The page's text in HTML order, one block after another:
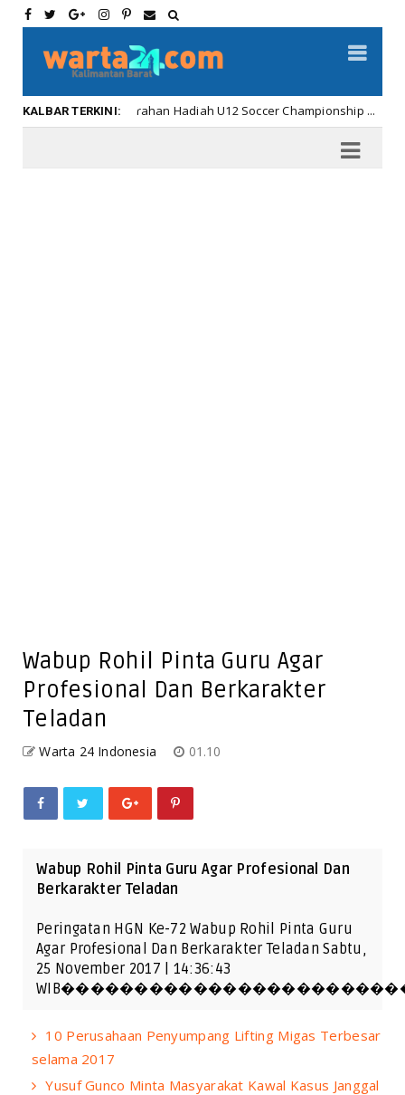
KALBAR TERKINI:
Hadiah U12 Soccer Championship ... Kalbar Di Amerika
Wabup Rohil Pinta Guru Agar
Profesional Dan Berkarakter
Teladan
Warta 24 Indonesia 01.10
Wabup Rohil Pinta Guru Agar Profesional Dan
Berkarakter Teladan
Peringatan HGN Ke-72 Wabup Rohil Pinta Guru
Agar Profesional Dan Berkarakter Teladan Sabtu,
25 November 2017 | 14:36:43
10 Perusahaan Penyumpang Lifting Migas Terbesar
selama 2017
Yusuf Gunco Minta Masyarakat Kawal Kasus Janggal